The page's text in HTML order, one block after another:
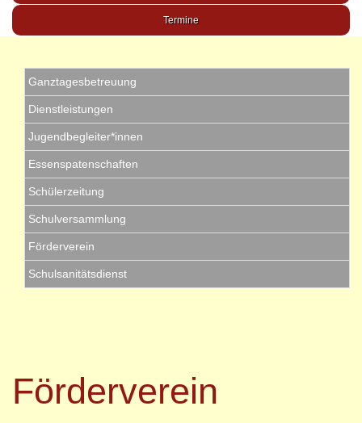
Termine
Ganztagesbetreuung
Dienstleistungen
Jugendbegleiter*innen
Essenspatenschaften
Schülerzeitung
Schulversammlung
Förderverein
Schulsanitätsdienst
Förderverein